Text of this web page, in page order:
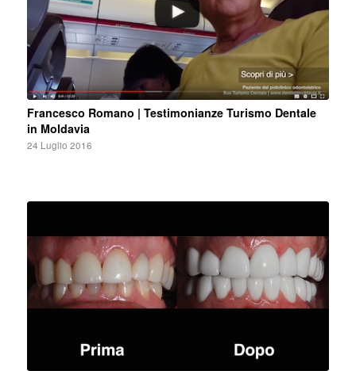
Francesco Romano | Testimonianze Turismo Dentale
in Moldavia
24 Luglio 2016